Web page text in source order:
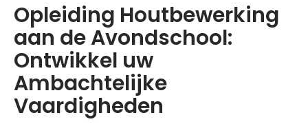
Opleiding Houtbewerking
aan de Avondschool:
Ontwikkel uw
Ambachtelijke
Vaardigheden